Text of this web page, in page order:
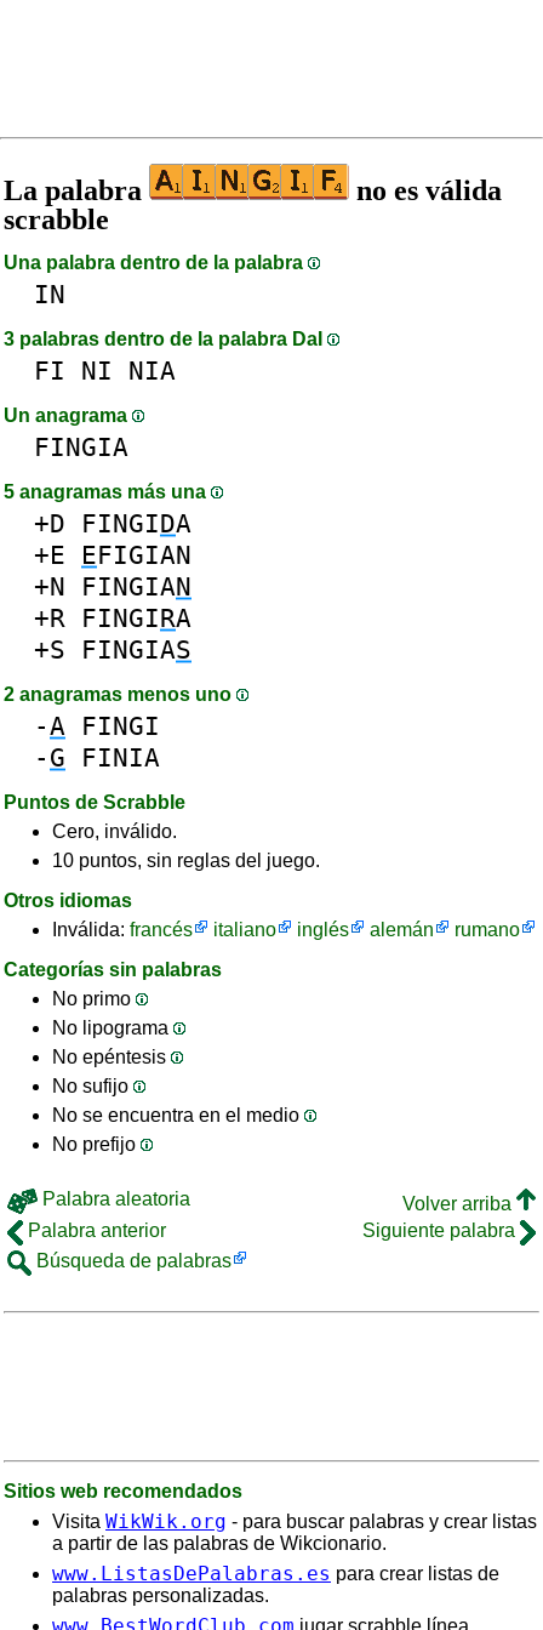
La palabra
no es válida
scrabble
Una palabra dentro de la palabra
IN
3 palabras dentro de la palabra DaI
FI NI NIA
Un anagrama
FINGIA
5 anagramas más una
+D FINGIDA
+E EFIGIAN
+N FINGIAN
+R FINGIRA
+S FINGIAS
2 anagramas menos uno
-A FINGI
- G FINIA
Puntos de Scrabble
Cero, inválido.
10 puntos, sin reglas del juego.
Otros idiomas
Inválida: francés italiano inglés alemán
rumano
Categorías sin palabras
No primo
No lipograma
No epéntesis
No sufijo
No se encuentra en el medio
No prefijo
Palabra aleatoria
Volver arriba
Palabra anterior
Siguiente palabra
Búsqueda de palabras
Sitios web recomendados
Visita WikWik.org - para buscar palabras y crear listas
a partir de las palabras de Wikcionario.
www.ListasDePalabras.es para crear listas de
palabras personalizadas.
jugar scrabble línea